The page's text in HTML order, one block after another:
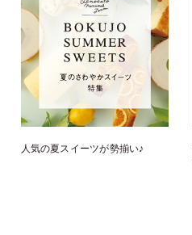
人気の夏スイーツが勢揃い♪